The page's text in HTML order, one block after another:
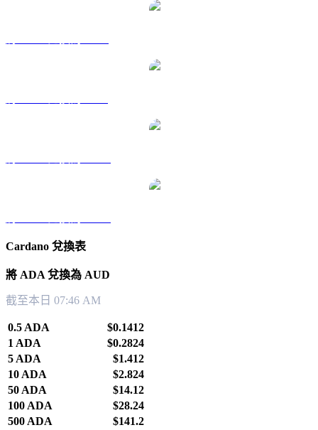
Cardano 兌換表
將 ADA 兌換為 AUD
截至本日 07:46 AM
0.5 ADA
$0.1412
1 ADA
$0.2824
5 ADA
$1.412
10 ADA
$2.824
50 ADA
$14.12
100 ADA
$28.24
500 ADA
$141.2